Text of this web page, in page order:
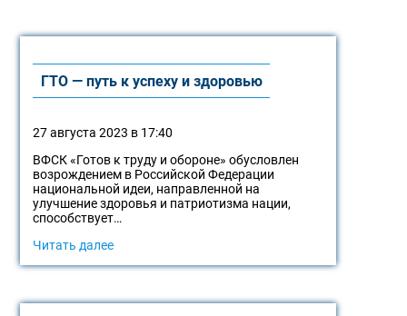
ГТО — путь к успеху и здоровью
27 августа 2023 в 17:40
ВФСК «Готов к труду и обороне» обусловлен
возрождением в Российской Федерации
национальной идеи, направленной на
улучшение здоровья и патриотизма нации,
способствует…
Читать далее